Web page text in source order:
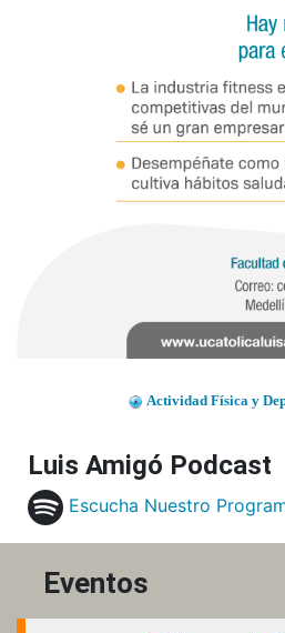
Actividad Física y
Luis Amigó Podcast
Escucha Nuestro
Eventos